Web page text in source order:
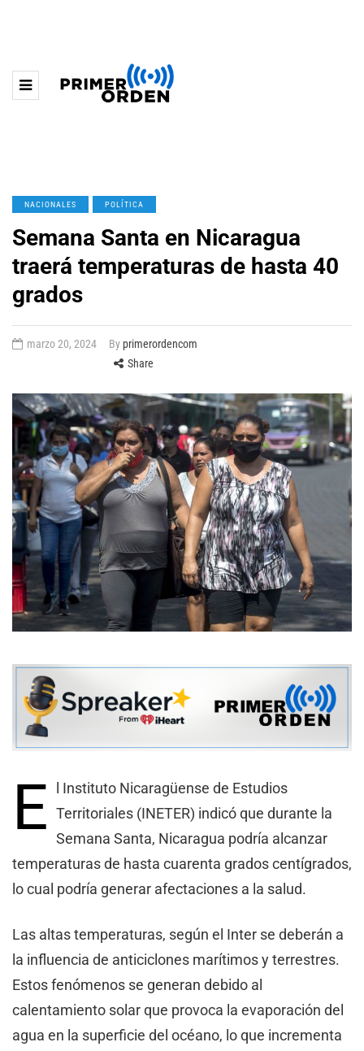
NACIONALES POLÍTICA
Semana Santa en Nicaragua
traerá temperaturas de hasta 40
grados
marzo 20, 2024 By primerordencom
Share
E
l Instituto Nicaragüense de Estudios
Territoriales (INETER) indicó que durante la
Semana Santa, Nicaragua podría alcanzar
temperaturas de hasta cuarenta grados centígrados,
lo cual podría generar afectaciones a la salud.
Las altas temperaturas, según el Inter se deberán a
la influencia de anticiclones marítimos y terrestres.
Estos fenómenos se generan debido al
calentamiento solar que provoca la evaporación del
agua en la superficie del océano, lo que incrementa